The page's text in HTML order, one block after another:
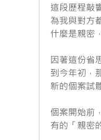
這段歷程敲
為我與對方
什麼是親密
因著這份省
到今年初，
新的個案試
個案開始前
有的「親密